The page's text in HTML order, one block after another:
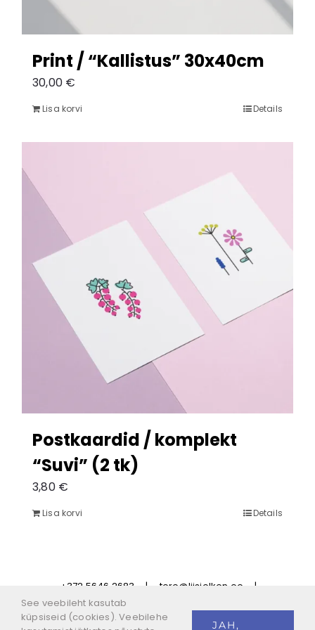
Print / “Kallistus” 30x40cm
30,00 €
Lisa korvi Details
Postkaardid / komplekt
“Suvi” (2 tk)
3,80 €
Lisa korvi Details
+372 5646 2683 |tere@liisielken.ee |
Privaatsustingimused
See veebileht kasutab
küpsiseid (cookies). Veebilehe
JAH,